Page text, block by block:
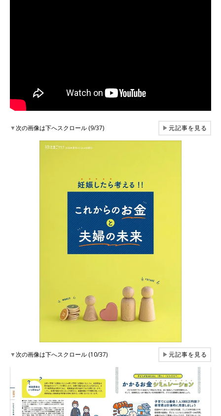
▼次の画像は下へスクロール (9/37) ▶元記事を見る
▼次の画像は下へスクロール (10/37) ▶元記事を見る